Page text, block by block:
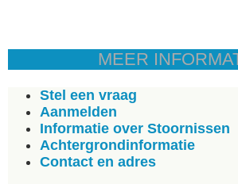
MEER
Stel een vraag
Aanmelden
Informatie over Stoornissen
Achtergrondinformatie
Contact en adres